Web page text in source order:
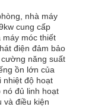
nhà máy
cung cấp
máy móc thiết
điện đảm bảo
năng suất
ồn lớn của
nhiệt độ hoạt
nó đủ linh hoạt
và điều kiện